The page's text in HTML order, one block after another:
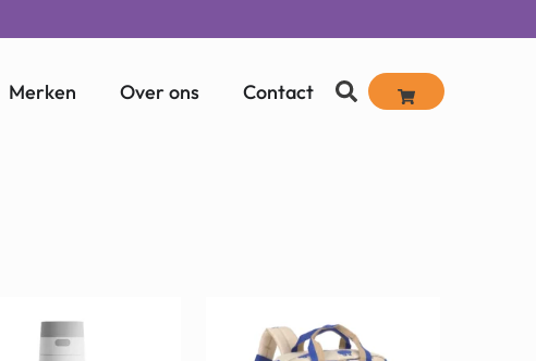
Merken Over ons Contact